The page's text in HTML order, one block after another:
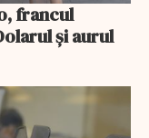
francul
și aurul